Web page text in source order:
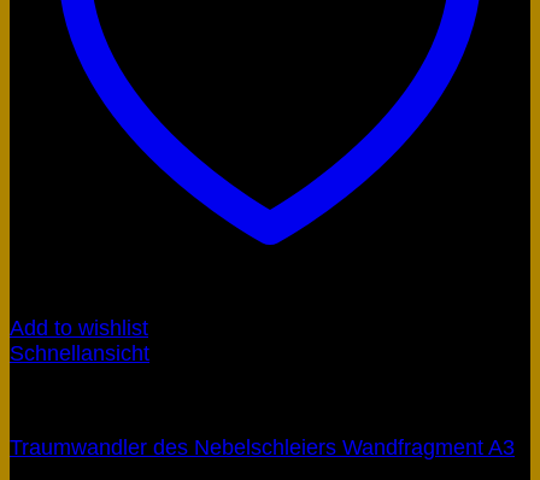
Add to wishlist
Schnellansicht
Traumwandler des Nebelschleiers Wandfragment A3